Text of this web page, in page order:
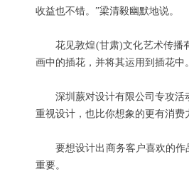
收益也不错。”梁清毅幽默地说。
花见敦煌(甘肃)文化艺术传播
画中的插花，并将其运用到插花中。
深圳蕨对设计有限公司专攻
重视设计，也比你想象的更有消
要想设计出商务客户喜欢的
重要。